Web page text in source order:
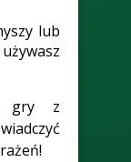
lub
gry z